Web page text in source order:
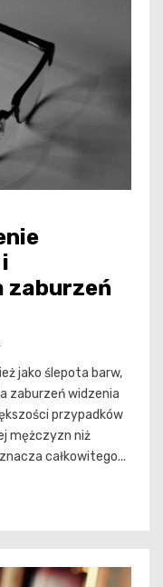
zaburzeń
jako ślepota barw,
zaburzeń widzenia
przypadków
mężczyzn niż
całkowitego...